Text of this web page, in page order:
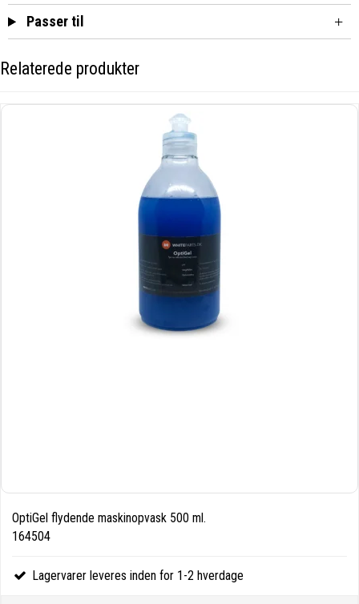
Passer til
Relaterede produkter
OptiGel flydende maskinopvask 500 ml.
164504
Lagervarer leveres inden for 1-2 hverdage